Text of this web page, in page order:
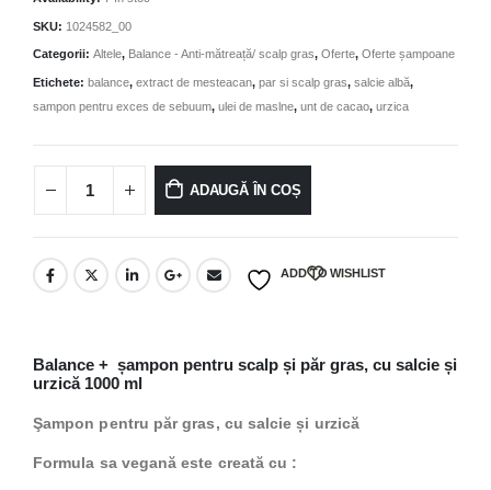
SKU: 1024582_00
Categorii: Altele, Balance - Anti-mătreață/ scalp gras, Oferte, Oferte șampoane
Etichete: balance, extract de mesteacan, par si scalp gras, salcie albă,
sampon pentru exces de sebuum, ulei de maslne, unt de cacao, urzica
ADAUGĂ ÎN COȘ
ADD TO WISHLIST
Balance + șampon pentru scalp și păr gras, cu salcie și
urzică 1000 ml
Şampon pentru păr gras, cu salcie și urzică
Formula sa vegană este creată cu :